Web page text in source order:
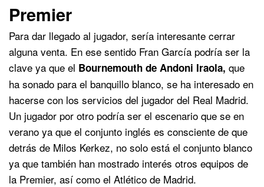
Premier
Para dar llegado al jugador, sería interesante cerrar
alguna venta. En ese sentido Fran García podría ser la
clave ya que el Bournemouth de Andoni Iraola, que
ha sonado para el banquillo blanco, se ha interesado en
hacerse con los servicios del jugador del Real Madrid.
Un jugador por otro podría ser el escenario que se en
verano ya que el conjunto inglés es consciente de que
detrás de Milos Kerkez, no solo está el conjunto blanco
ya que también han mostrado interés otros equipos de
la Premier, así como el Atlético de Madrid.